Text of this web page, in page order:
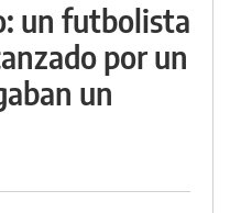
un futbolista
por un
un